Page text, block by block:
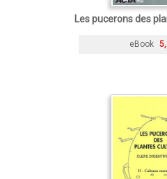
Les pucerons des
eBook